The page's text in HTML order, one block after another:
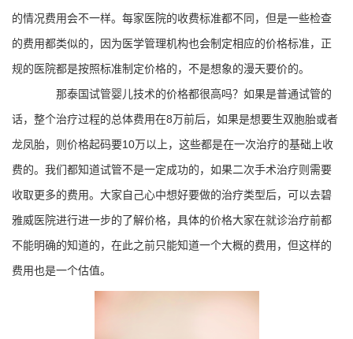
的情况费用会不一样。每家医院的收费标准都不同，但是一些检查
的费用都类似的，因为医学管理机构也会制定相应的价格标准，正
规的医院都是按照标准制定价格的，不是想象的漫天要价的。
那泰国试管婴儿技术的价格都很高吗？如果是普通试管的
话，整个治疗过程的总体费用在8万前后，如果是想要生双胞胎或者
龙凤胎，则价格起码要10万以上，这些都是在一次治疗的基础上收
费的。我们都知道试管不是一定成功的，如果二次手术治疗则需要
收取更多的费用。大家自己心中想好要做的治疗类型后，可以去碧
雅威医院进行进一步的了解价格，具体的价格大家在就诊治疗前都
不能明确的知道的，在此之前只能知道一个大概的费用，但这样的
费用也是一个估值。